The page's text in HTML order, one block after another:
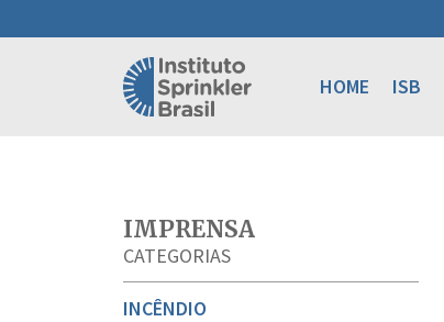
HOME ISB
IMPRENSA
CATEGORIAS
INCÊNDIO